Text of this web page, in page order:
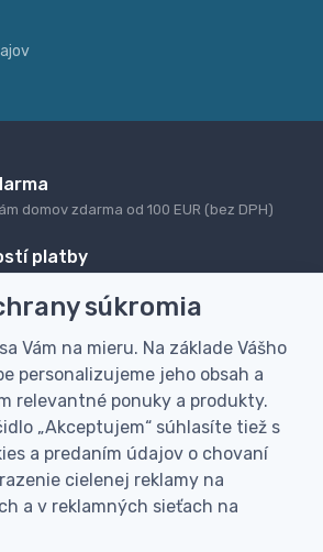
domov zdarma od 100 EUR (bez DPH)
platby
vlastný originálny darček
z ktorého Vám pomôžeme vybrať
súkromia
Vám na mieru. Na základe Vášho
personalizujeme jeho obsah a
relevantné ponuky a produkty.
„Akceptujem“ súhlasíte tiež s
a predaním údajov o chovaní
cielenej reklamy na
a v reklamných sieťach na